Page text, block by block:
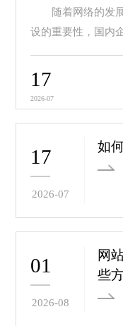
随着网络的发展
设的重要性，国内
17
2026-07
17
2026-07
如
01
2026-08
网
些